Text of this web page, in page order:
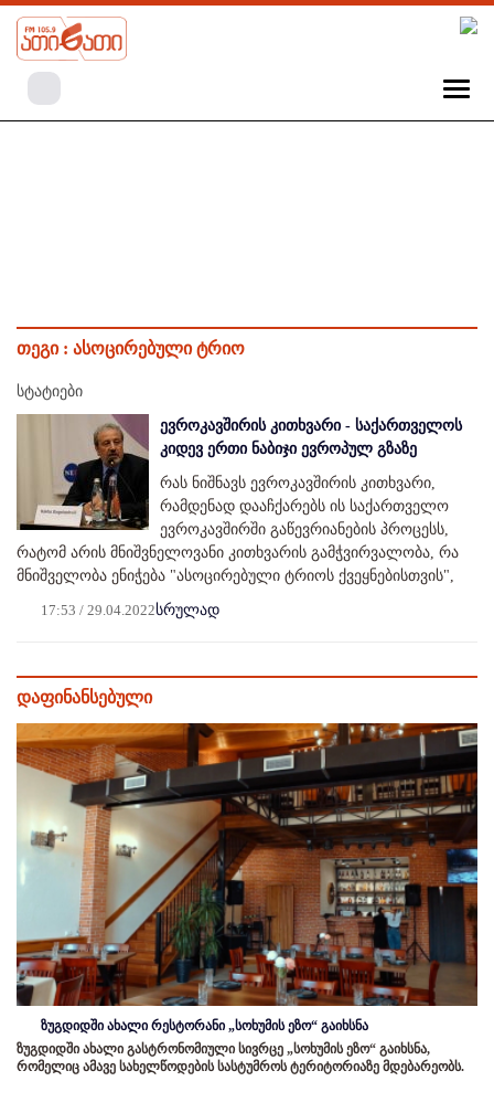
თეგი : ასოცირებული ტრიო
სტატიები
ევროკავშირის კითხვარი - საქართველოს
კიდევ ერთი ნაბიჯი ევროპულ გზაზე
რას ნიშნავს ევროკავშირის კითხვარი,
რამდენად დააჩქარებს ის საქართველო
ევროკავშირში გაწევრიანების პროცესს,
რატომ არის მნიშვნელოვანი კითხვარის გამჭვირვალობა, რა
მნიშველობა ენიჭება "ასოცირებული ტრიოს ქვეყნებისთვის",
17:53 / 29.04.2022სრულად
დაფინანსებული
ზუგდიდში ახალი რესტორანი „სოხუმის ეზო“ გაიხსნა
ზუგდიდში ახალი გასტრონომიული სივრცე „სოხუმის ეზო“ გაიხსნა,
რომელიც ამავე სახელწოდების სასტუმროს ტერიტორიაზე მდებარეობს.